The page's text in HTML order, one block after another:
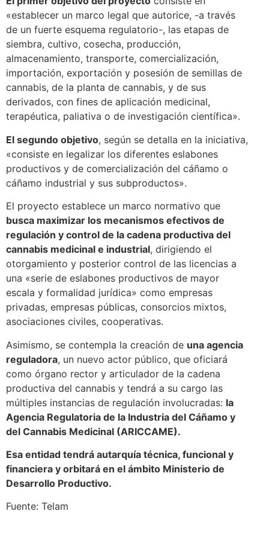
«establecer un marco legal que autorice, -a través
de un fuerte esquema regulatorio-, las etapas de
siembra, cultivo, cosecha, producción,
almacenamiento, transporte, comercialización,
importación, exportación y posesión de semillas de
cannabis, de la planta de cannabis, y de sus
derivados, con fines de aplicación medicinal,
terapéutica, paliativa o de investigación científica».
El segundo objetivo, según se detalla en la iniciativa,
«consiste en legalizar los diferentes eslabones
productivos y de comercialización del cáñamo o
cáñamo industrial y sus subproductos».
El proyecto establece un marco normativo que
busca maximizar los mecanismos efectivos de
regulación y control de la cadena productiva del
cannabis medicinal e industrial, dirigiendo el
otorgamiento y posterior control de las licencias a
una «serie de eslabones productivos de mayor
escala y formalidad jurídica» como empresas
privadas, empresas públicas, consorcios mixtos,
asociaciones civiles, cooperativas.
Asimismo, se contempla la creación de una agencia
reguladora, un nuevo actor público, que oficiará
como órgano rector y articulador de la cadena
productiva del cannabis y tendrá a su cargo las
múltiples instancias de regulación involucradas: la
Agencia Regulatoria de la Industria del Cáñamo y
del Cannabis Medicinal (ARICCAME).
Esa entidad tendrá autarquía técnica, funcional y
financiera y orbitará en el ámbito Ministerio de
Desarrollo Productivo.
Fuente: Telam